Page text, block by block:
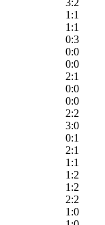
3:2
1:1
1:1
0:3
0:0
0:0
2:1
0:0
0:0
2:2
3:0
0:1
2:1
1:1
1:2
1:2
2:2
1:0